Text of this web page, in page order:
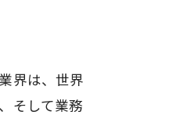
界は、世界
そして業務